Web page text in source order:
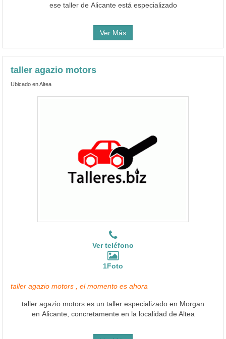
ese taller de Alicante está especializado
Ver Más
taller agazio motors
Ubicado en Altea
Ver teléfono
1Foto
taller agazio motors , el momento es ahora
taller agazio motors es un taller especializado en Morgan
en Alicante, concretamente en la localidad de Altea